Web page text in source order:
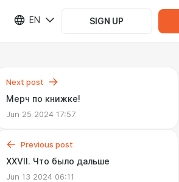
EN SIGN UP
Next post
Мерч по книжке!
Jun 25 2024 17:57
Previous post
XXVII. Что было дальше
Jun 13 2024 06:11